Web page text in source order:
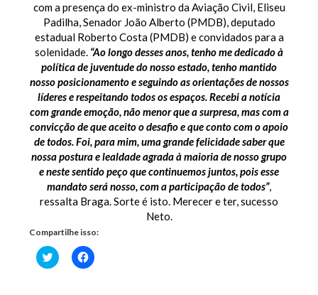
com a presença do ex-ministro da Aviação Civil, Eliseu
Padilha, Senador João Alberto (PMDB), deputado
estadual Roberto Costa (PMDB) e convidados para a
solenidade. “Ao longo desses anos, tenho me dedicado à
política de juventude do nosso estado, tenho mantido
nosso posicionamento e seguindo as orientações de nossos
líderes e respeitando todos os espaços. Recebi a notícia
com grande emoção, não menor que a surpresa, mas com a
convicção de que aceito o desafio e que conto com o apoio
de todos. Foi, para mim, uma grande felicidade saber que
nossa postura e lealdade agrada à maioria de nosso grupo
e neste sentido peço que continuemos juntos, pois esse
mandato será nosso, com a participação de todos”,
ressalta Braga. Sorte é isto. Merecer e ter, sucesso
Neto.
Compartilhe isso:
Clique
para
Clique
para